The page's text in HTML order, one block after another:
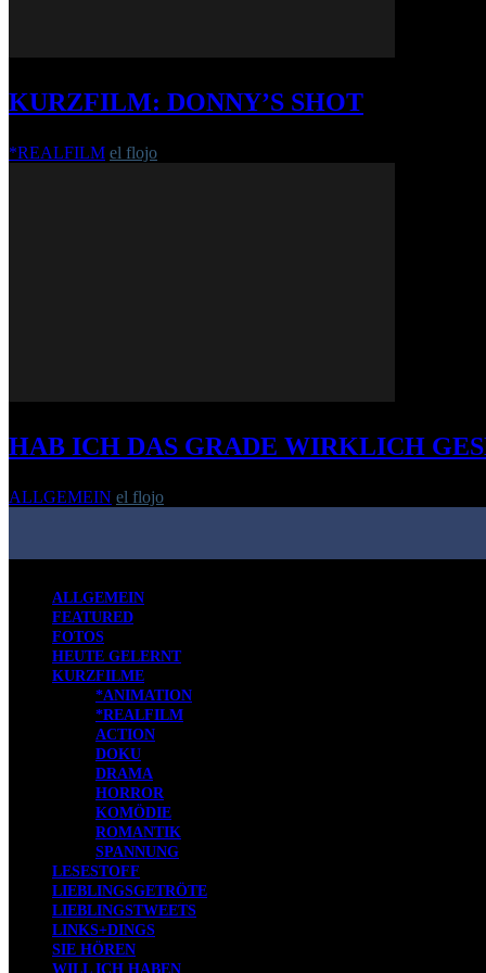
KURZFILM: DONNY’S SHOT
*REALFILM el flojo
HAB ICH DAS GRADE WIRKLICH
ALLGEMEIN el flojo
ALLGEMEIN
FEATURED
FOTOS
HEUTE GELERNT
KURZFILME
*ANIMATION
*REALFILM
ACTION
DOKU
DRAMA
HORROR
KOMÖDIE
ROMANTIK
SPANNUNG
LESESTOFF
LIEBLINGSGETRÖTE
LIEBLINGSTWEETS
LINKS+DINGS
SIE HÖREN
WILL ICH HABEN